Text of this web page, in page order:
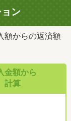
ン
額からの返済額
金額から
計算